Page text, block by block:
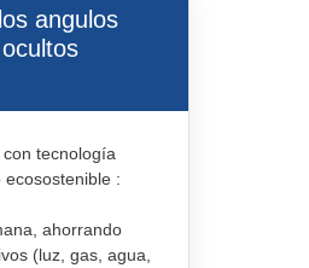
angulos
tecnología
:
ahorrando
(luz, gas, agua,